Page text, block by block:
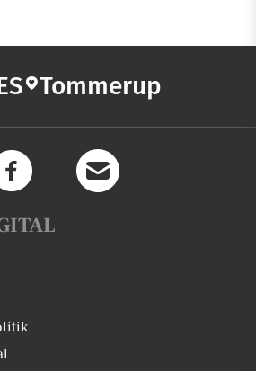
Tommerup